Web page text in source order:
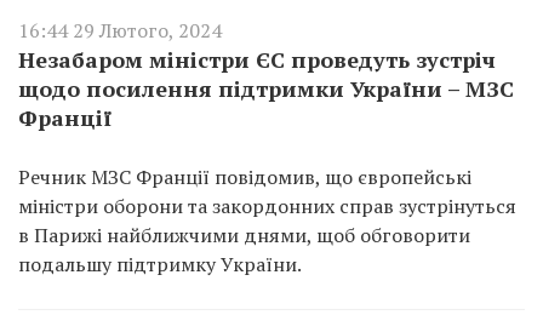
16:44 29 Лютого, 2024
Незабаром міністри ЄС проведуть зустріч
щодо посилення підтримки України – МЗС
Франції
Речник МЗС Франції повідомив, що європейські
міністри оборони та закордонних справ зустрінуться
в Парижі найближчими днями, щоб обговорити
подальшу підтримку України.